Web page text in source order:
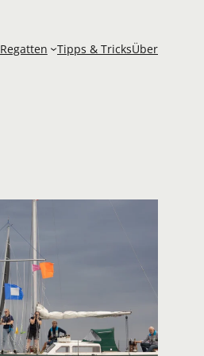
Regatten Tipps & TricksÜber